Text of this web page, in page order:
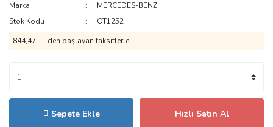
Marka
MERCEDES-BENZ
Stok Kodu
OT1252
844,47 TL den başlayan taksitlerle!
Sepete Ekle Hızlı Satın Al